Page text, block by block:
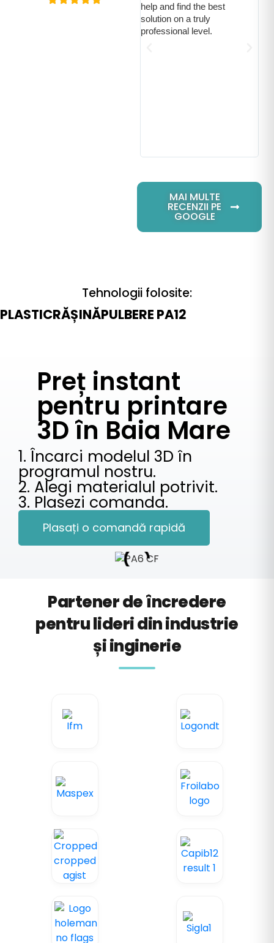
help and find the best
solution on a truly
professional level.
MAI MULTE
RECENZII PE
GOOGLE
Tehnologii folosite:
PLASTICRĂȘINĂPULBERE PA12
Preț instant
pentru printare
3D în Baia Mare
1. Încarci modelul 3D în
programul nostru.
2. Alegi materialul potrivit.
3. Plasezi comanda.
Plasați o comandă rapidă
Partener de încredere
pentru lideri din industrie
și inginerie